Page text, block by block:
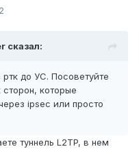
сказал:
до УС. Посоветуйте
которые
ipsec или просто
туннель L2TP, в нем